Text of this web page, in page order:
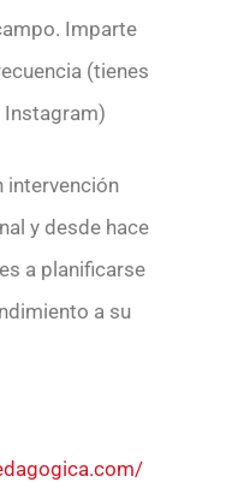
Imparte
(tienes
Instagram)
intervención
y desde hace
a planificarse
a su